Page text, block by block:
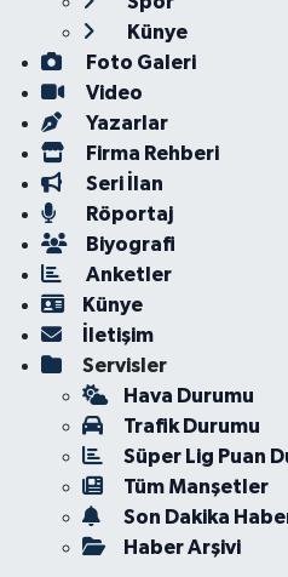
Künye
Foto Galeri
Video
Yazarlar
Firma Rehberi
Seri İlan
Röportaj
Biyografi
Anketler
Künye
İletişim
Servisler
Hava Durumu
Trafik Durumu
Süper Lig Puan
Tüm Manşetler
Son Dakika
Haber Arşivi